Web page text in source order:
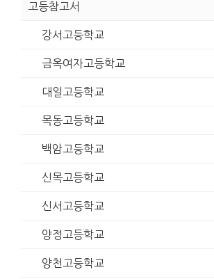
고등참고서
강서고등학교
금옥여자고등학교
대일고등학교
목동고등학교
백암고등학교
신목고등학교
신서고등학교
양정고등학교
양천고등학교